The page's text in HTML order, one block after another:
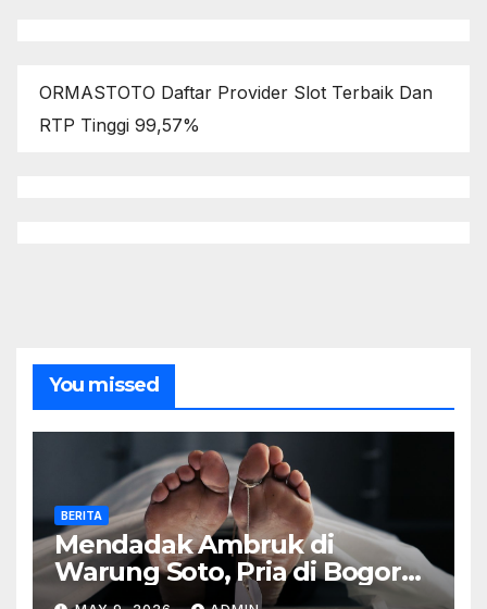
ORMASTOTO Daftar Provider Slot Terbaik Dan
RTP Tinggi 99,57%
You missed
BERITA
Mendadak Ambruk di
Warung Soto, Pria di Bogor
Meninggal Sebelum Makan